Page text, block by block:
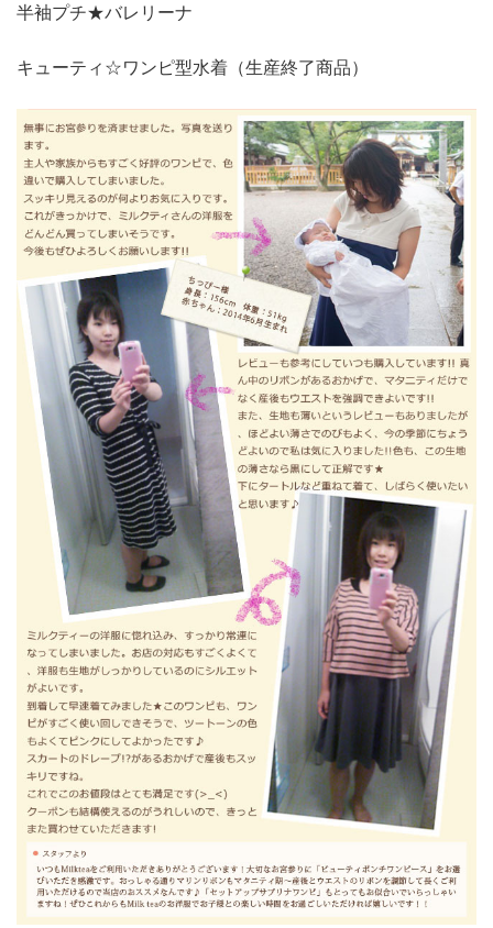
半袖プチ★バレリーナ
キューティ☆ワンピ型水着（生産終了商品）